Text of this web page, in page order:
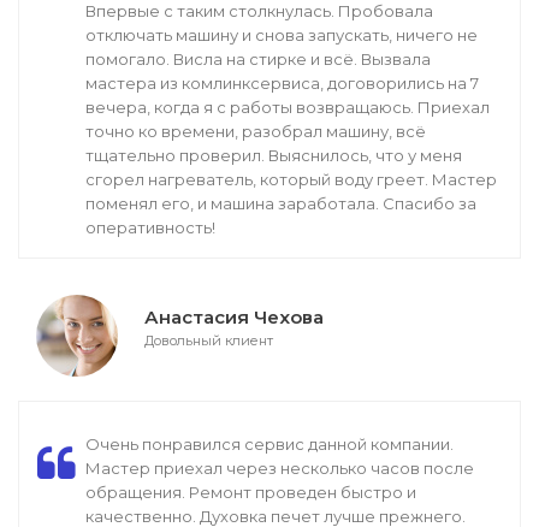
Впервые с таким столкнулась. Пробовала
отключать машину и снова запускать, ничего не
помогало. Висла на стирке и всё. Вызвала
мастера из комлинксервиса, договорились на 7
вечера, когда я с работы возвращаюсь. Приехал
точно ко времени, разобрал машину, всё
тщательно проверил. Выяснилось, что у меня
сгорел нагреватель, который воду греет. Мастер
поменял его, и машина заработала. Спасибо за
оперативность!
Анастасия Чехова
Довольный клиент
Очень понравился сервис данной компании.
Мастер приехал через несколько часов после
обращения. Ремонт проведен быстро и
качественно. Духовка печет лучше прежнего.